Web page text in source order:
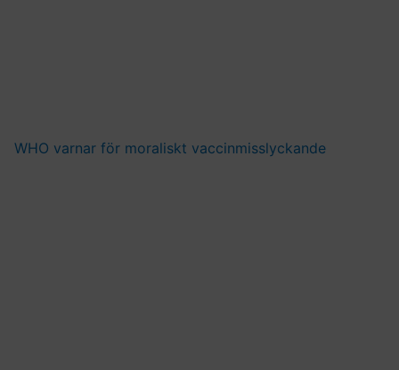
WHO varnar för moraliskt vaccinmisslyckande